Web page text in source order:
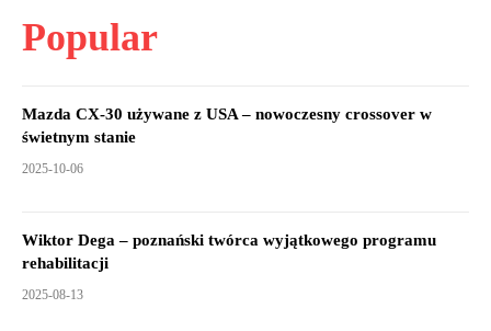
Popular
Mazda CX-30 używane z USA – nowoczesny crossover w
świetnym stanie
2025-10-06
Wiktor Dega – poznański twórca wyjątkowego programu
rehabilitacji
2025-08-13